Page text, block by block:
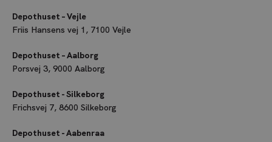
Det er en god huskeregel at sætte havemøblerne frem, når
når du sætter urene tilbage til vintertid.
Depothuset – Vejle
Friis Hansens vej 1, 7100 Vejle
Depothuset – Aalborg
Porsvej 3, 9000 Aalborg
Depothuset - Silkeborg
Frichsvej 7, 8600 Silkeborg
Depothuset - Aabenraa